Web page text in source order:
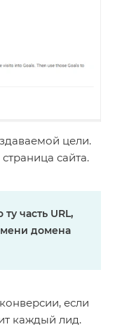
цели.
сайта.
часть URL,
домена
если
каждый лид.